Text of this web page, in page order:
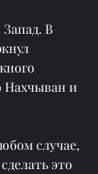
В
Нахчыван и
случае,
это